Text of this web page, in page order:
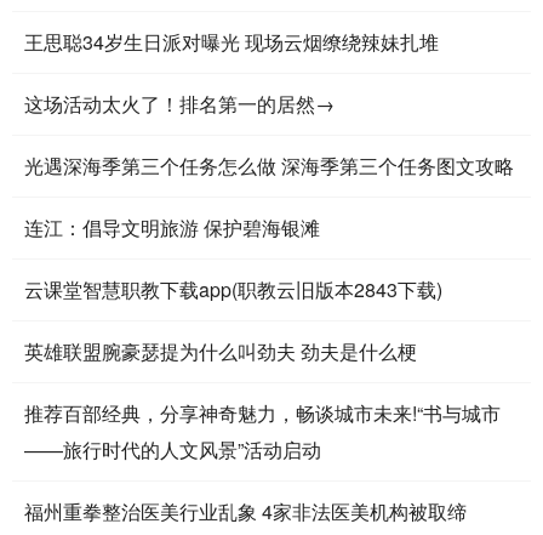
王思聪34岁生日派对曝光 现场云烟缭绕辣妹扎堆
​这场活动太火了！排名第一的居然→
光遇深海季第三个任务怎么做 深海季第三个任务图文攻略
连江：倡导文明旅游 保护碧海银滩
云课堂智慧职教下载app(职教云旧版本2843下载)
英雄联盟腕豪瑟提为什么叫劲夫 劲夫是什么梗
推荐百部经典，分享神奇魅力，畅谈城市未来!“书与城市
——旅行时代的人文风景”活动启动
福州重拳整治医美行业乱象 4家非法医美机构被取缔